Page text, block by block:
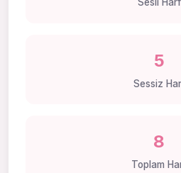
Sesli Harf
5
Sessiz
8
Toplam